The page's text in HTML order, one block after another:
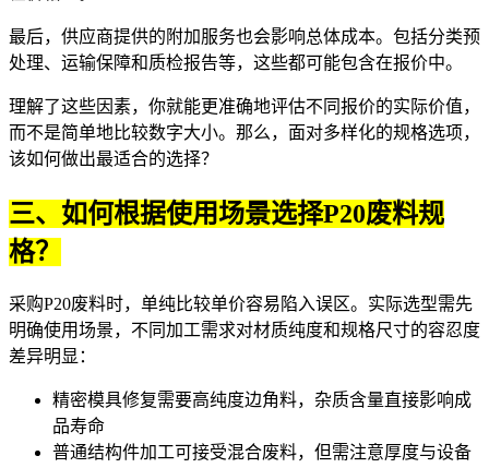
最后，供应商提供的附加服务也会影响总体成本。包括分类预
处理、运输保障和质检报告等，这些都可能包含在报价中。
理解了这些因素，你就能更准确地评估不同报价的实际价值，
而不是简单地比较数字大小。那么，面对多样化的规格选项，
该如何做出最适合的选择？
三、如何根据使用场景选择P20废料规
格？
采购P20废料时，单纯比较单价容易陷入误区。实际选型需先
明确使用场景，不同加工需求对材质纯度和规格尺寸的容忍度
差异明显：
精密模具修复需要高纯度边角料，杂质含量直接影响成
品寿命
普通结构件加工可接受混合废料，但需注意厚度与设备